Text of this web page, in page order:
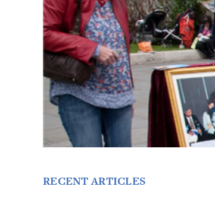
RECENT ARTICLES